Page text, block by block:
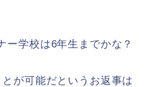
ー学校は6年生までかな？
が可能だというお返事は